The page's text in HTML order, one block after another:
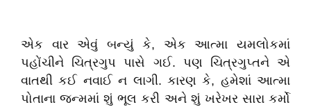
એક વાર એવું બન્યું કે, એક આત્મા યમલોકમાં
પહોંચીને ચિત્રગુપ પાસે ગઈ. પણ ચિત્રગુપ્તને એ
વાતથી કઈ નવાઈ ન લાગી. કારણ કે, હમેશાં આત્મા
પોતાના જન્મમાં શું ભૂલ કરી અને શું ખરેખર સારા કર્મો